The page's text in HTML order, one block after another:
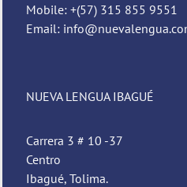
Mobile: +(57) 315 855 9551
Email:
NUEVA LENGUA IBAGUÉ
Carrera 3 # 10 -37
Centro
Ibagué, Tolima.
Pedro